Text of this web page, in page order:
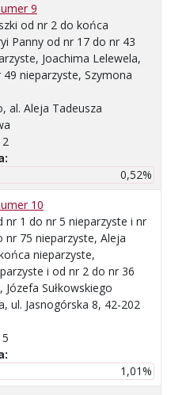
9
od nr 2 do końca
Panny od nr 17 do nr 43
Joachima Lelewela,
nieparzyste, Szymona
al. Aleja Tadeusza
2
0,52%
10
nr 1 do nr 5 nieparzyste i nr
nr 75 nieparzyste, Aleja
nieparzyste,
i od nr 2 do nr 36
Józefa Sułkowskiego
ul. Jasnogórska 8, 42-202
5
1,01%